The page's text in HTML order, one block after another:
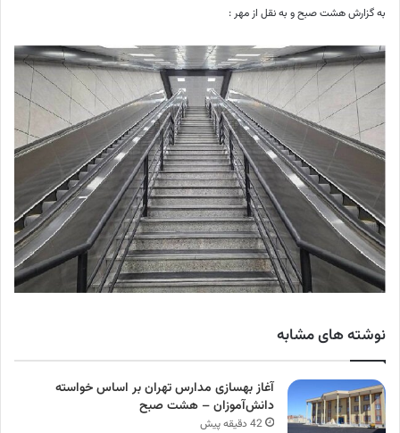
به گزارش هشت صبح و به نقل از مهر :
نوشته های مشابه
آغاز بهسازی مدارس تهران بر اساس خواسته
دانش‌آموزان – هشت صبح
42 دقیقه پیش